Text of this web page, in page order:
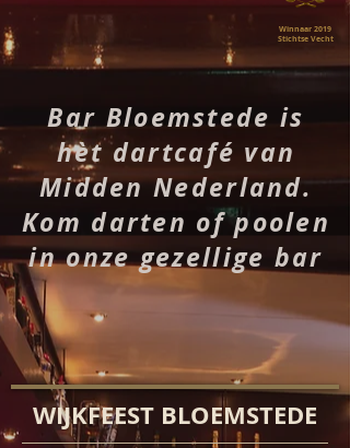
Winnaar 2019
Stichtse Vecht
Bar Bloemstede is
hèt dartcafé van
Midden Nederland.
Kom darten of poolen
in onze gezellige bar
WIJKFEEST BLOEMSTEDE